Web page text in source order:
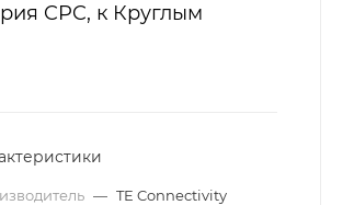
CPC, к Круглым
— TE Connectivity